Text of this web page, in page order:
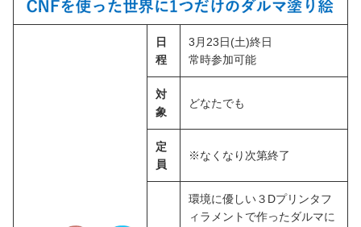
日
程
3月23日(土)終日
常時参加可能
対
象
どなたでも
定
員
※なくなり次第終了
環境に優しい３Dプリンタフ
ィラメントで作ったダルマに